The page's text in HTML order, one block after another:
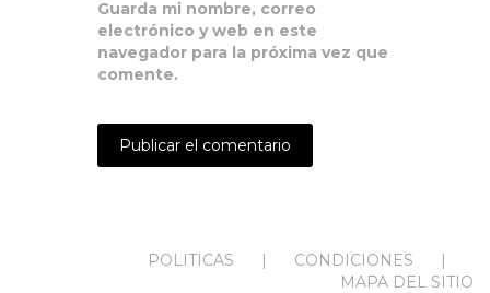
Guarda mi nombre, correo
electrónico y web en este
navegador para la próxima vez que
comente.
POLITICAS
CONDICIONES
MAPA DEL SITIO